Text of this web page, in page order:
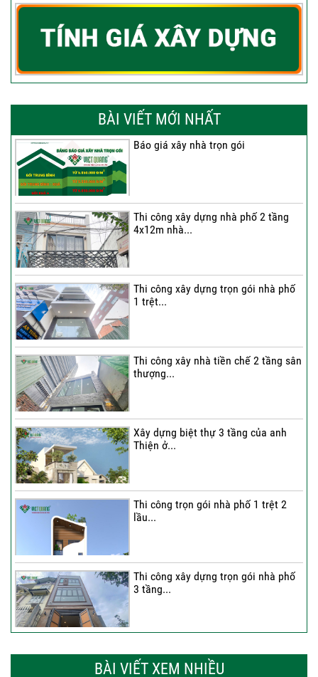
BÀI VIẾT MỚI NHẤT
Báo giá xây nhà trọn gói
Thi công xây dựng nhà phố 2 tầng
4x12m nhà...
Thi công xây dựng trọn gói nhà phố
1 trệt...
Thi công xây nhà tiền chế 2 tầng sân
thượng...
Xây dựng biệt thự 3 tầng của anh
Thiện ở...
Thi công trọn gói nhà phố 1 trệt 2
lầu...
Thi công xây dựng trọn gói nhà phố
3 tầng...
Anh...
BÀI VIẾT XEM NHIỀU